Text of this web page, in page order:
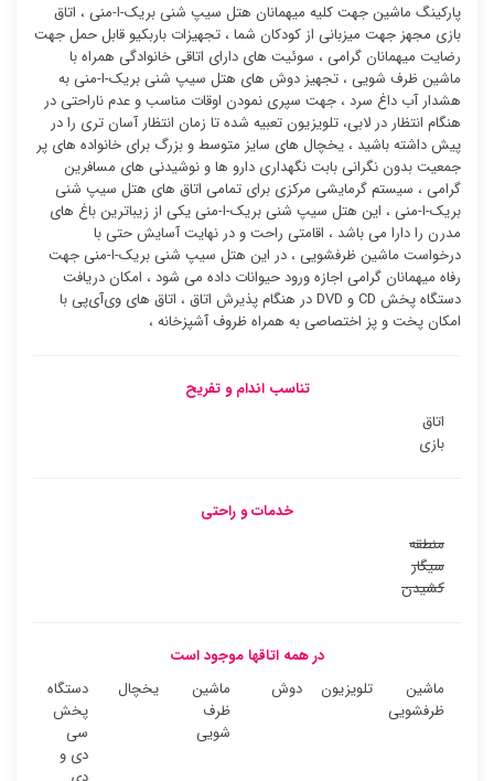
پارکینگ ماشین جهت کلیه میهمانان هتل سیپ شنی بریک-ا-منی ، اتاق
بازی مجهز جهت میزبانی از کودکان شما ، تجهیزات باربکیو قابل حمل جهت
رضایت میهمانان گرامی ، سوئیت ‌های دارای اتاقی خانوادگی همراه با
ماشین ظرف شویی ، تجهیز دوش های هتل سیپ شنی بریک-ا-منی به
هشدار آب داغ سرد ، جهت سپری نمودن اوقات مناسب و عدم ناراحتی در
هنگام انتظار در لابی، تلویزیون تعبیه شده تا زمان انتظار آسان تری را در
پیش داشته باشید ، یخچال های سایز متوسط و بزرگ برای خانواده های پر
جمعیت بدون نگرانی بابت نگهداری دارو ها و نوشیدنی های مسافرین
گرامی ، سیستم گرمایشی مرکزی برای تمامی اتاق های هتل سیپ شنی
بریک-ا-منی ، این هتل سیپ شنی بریک-ا-منی یکی از زیباترین باغ های
مدرن را دارا می باشد ، اقامتی راحت و در نهایت آسایش حتی با
درخواست ماشین ظرفشویی ، در این هتل سیپ شنی بریک-ا-منی جهت
رفاه میهمانان گرامی اجازه ورود حیوانات داده می شود ، امکان دریافت
دستگاه پخش CD و DVD در هنگام پذیرش اتاق ، اتاق های وی‌آی‌پی با
امکان پخت و پز اختصاصی به همراه ظروف آشپزخانه ،
تناسب اندام و تفریح
اتاق
بازی
خدمات و راحتی
منطقه
سیگار
کشیدن
در همه اتاقها موجود است
ماشین
ظرفشویی
تلویزیون دوش
ماشین
ظرف
شویی
یخچال
دستگاه
پخش
سی
دی و